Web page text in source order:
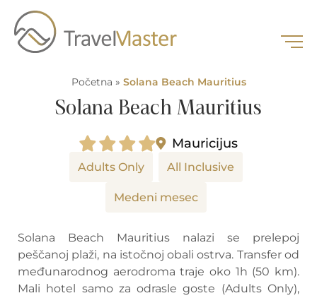
Početna » Solana Beach Mauritius
Solana Beach Mauritius
Adults Only All Inclusive
Medeni mesec
Mauricijus
Solana Beach Mauritius nalazi se prelepoj
peščanoj plaži, na istočnoj obali ostrva. Transfer od
međunarodnog aerodroma traje oko 1h (50 km).
Mali hotel samo za odrasle goste (Adults Only),